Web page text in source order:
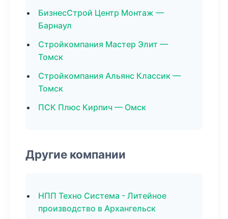
БизнесСтрой Центр Монтаж —
Барнаул
Стройкомпания Мастер Элит —
Томск
Стройкомпания Альянс Классик —
Томск
ПСК Плюс Кирпич — Омск
Другие компании
НПП Техно Система - Литейное
производство в Архангельск